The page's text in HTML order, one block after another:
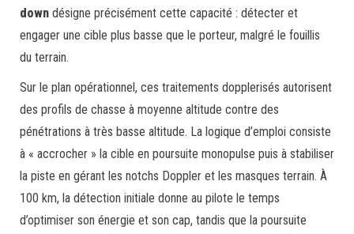
down désigne précisément cette capacité : détecter et
engager une cible plus basse que le porteur, malgré le fouillis
du terrain.
Sur le plan opérationnel, ces traitements dopplerisés autorisent
des profils de chasse à moyenne altitude contre des
pénétrations à très basse altitude. La logique d’emploi consiste
à « accrocher » la cible en poursuite monopulse puis à stabiliser
la piste en gérant les notchs Doppler et les masques terrain. À
100 km, la détection initiale donne au pilote le temps
d’optimiser son énergie et son cap, tandis que la poursuite